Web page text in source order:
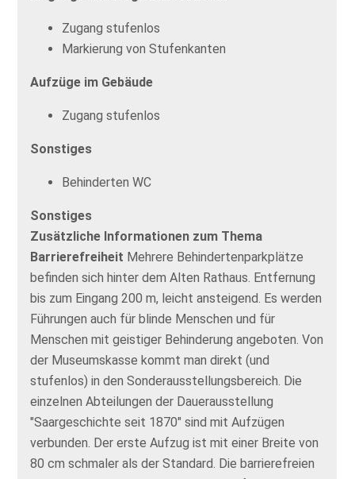
Zugang stufenlos
Markierung von Stufenkanten
Aufzüge im Gebäude
Zugang stufenlos
Sonstiges
Behinderten WC
Sonstiges
Zusätzliche Informationen zum Thema
Barrierefreiheit Mehrere Behindertenparkplätze
befinden sich hinter dem Alten Rathaus. Entfernung
bis zum Eingang 200 m, leicht ansteigend. Es werden
Führungen auch für blinde Menschen und für
Menschen mit geistiger Behinderung angeboten. Von
der Museumskasse kommt man direkt (und
stufenlos) in den Sonderausstellungsbereich. Die
einzelnen Abteilungen der Dauerausstellung
"Saargeschichte seit 1870" sind mit Aufzügen
verbunden. Der erste Aufzug ist mit einer Breite von
80 cm schmaler als der Standard. Die barrierefreien